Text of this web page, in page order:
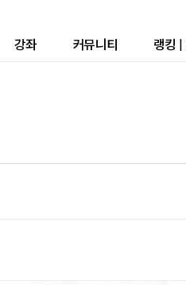
강좌 커뮤니티 랭킹 |